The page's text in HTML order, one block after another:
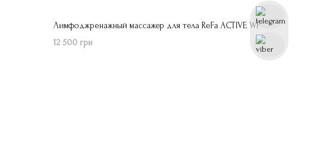
Лимфоджренажный массажер для тела ReFa ACTIVE WF
12 500 грн